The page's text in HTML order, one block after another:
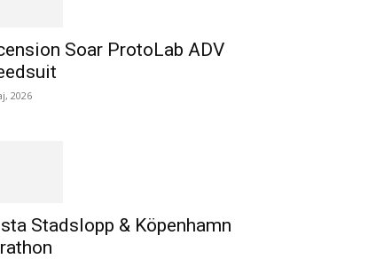
Soar ProtoLab ADV
2026
Stadslopp & Köpenhamn